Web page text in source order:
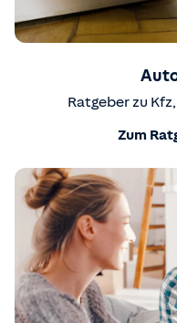
Ratgeber zu
Zum